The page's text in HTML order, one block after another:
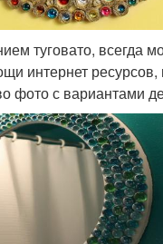
туговато, всегда
интернет
фото с вариантами